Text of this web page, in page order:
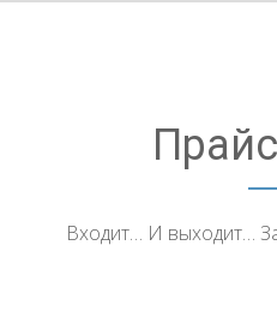
Входит… И выходит…